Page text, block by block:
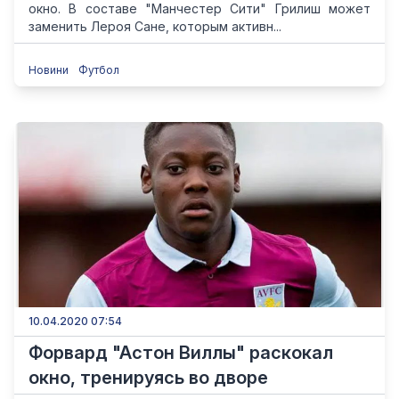
окно. В составе "Манчестер Сити" Грилиш может
заменить Лероя Сане, которым активн...
Новини Футбол
10.04.2020 07:54
Форвард "Астон Виллы" раскокал
окно, тренируясь во дворе